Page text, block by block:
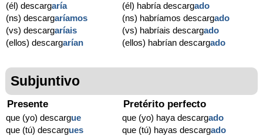
(él) descargaría
(ns) descargaríamos
(vs) descargaríais
(ellos) descargarían
(él) habría descargado
(ns) habríamos descargado
(vs) habríais descargado
(ellos) habrían descargado
Subjuntivo
Presente
que (yo) descargue
que (tú) descargues
Pretérito perfecto
que (yo) haya descargado
que (tú) hayas descargado